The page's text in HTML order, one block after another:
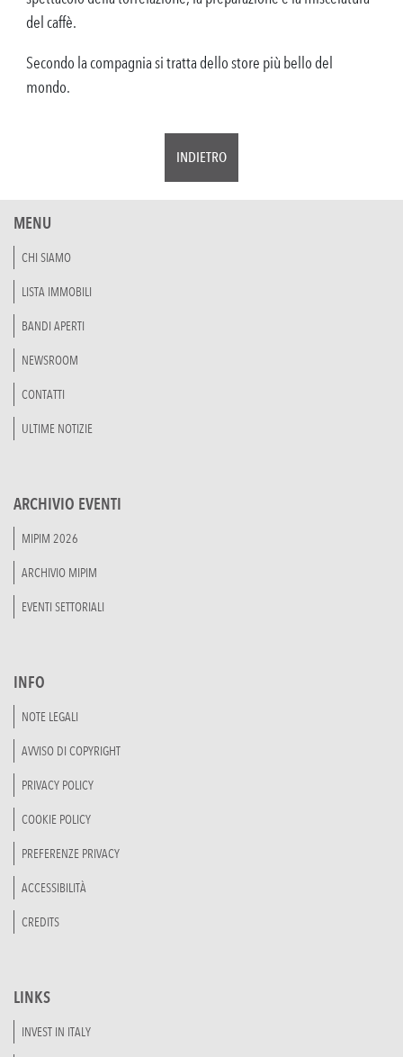
del caffè.
Secondo la compagnia si tratta dello store più bello del
mondo.
INDIETRO
MENU
CHI SIAMO
LISTA IMMOBILI
BANDI APERTI
NEWSROOM
CONTATTI
ULTIME NOTIZIE
ARCHIVIO EVENTI
MIPIM 2026
ARCHIVIO MIPIM
EVENTI SETTORIALI
INFO
NOTE LEGALI
AVVISO DI COPYRIGHT
PRIVACY POLICY
COOKIE POLICY
PREFERENZE PRIVACY
ACCESSIBILITÀ
CREDITS
LINKS
INVEST IN ITALY